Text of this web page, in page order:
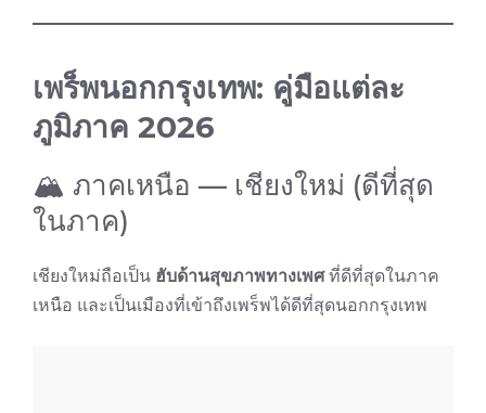
เพร็พนอกกรุงเทพ: คู่มือแต่ละ
ภูมิภาค 2026
🏔 ภาคเหนือ — เชียงใหม่ (ดีที่สุด
ในภาค)
เชียงใหม่ถือเป็น ฮับด้านสุขภาพทางเพศที่ดีที่สุดในภาค
เหนือ และเป็นเมืองที่เข้าถึงเพร็พได้ดีที่สุดนอกกรุงเทพ